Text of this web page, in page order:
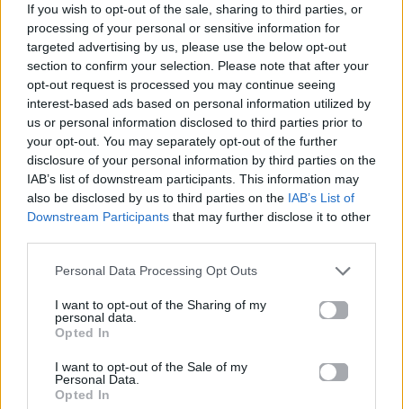
If you wish to opt-out of the sale, sharing to third parties, or
processing of your personal or sensitive information for
targeted advertising by us, please use the below opt-out
section to confirm your selection. Please note that after your
opt-out request is processed you may continue seeing
interest-based ads based on personal information utilized by
us or personal information disclosed to third parties prior to
your opt-out. You may separately opt-out of the further
disclosure of your personal information by third parties on the
IAB’s list of downstream participants. This information may
also be disclosed by us to third parties on the IAB’s List of
Downstream Participants that may further disclose it to other
Personal Data Processing Opt Outs
I want to opt-out of the Sharing of my
personal data.
Opted In
I want to opt-out of the Sale of my
Personal Data.
Opted In
με πληροφορίες για
δισκογραφία, πορεία
και σημαντικές στιγμές
τους στην ελληνική
μουσική σκηνή
Δες επίσης
Life
Καλοκαίρι στην Αττική
με επιφυλάξεις – Ποιες
παραλίες έχουν
Το πιο επικίνδυνο
«Will you marry me?»